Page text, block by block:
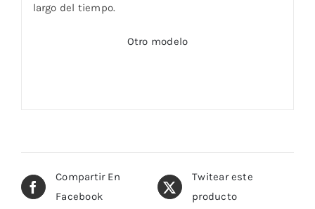
largo del tiempo.
Otro modelo
Compartir En
Facebook
Twitear este
producto